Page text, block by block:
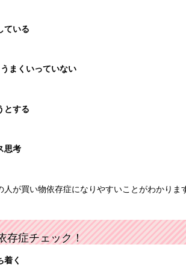
ている
まくいっていない
とする
思考
人が買い物依存症になりやすいことがわかりま
存症チェック！
着く